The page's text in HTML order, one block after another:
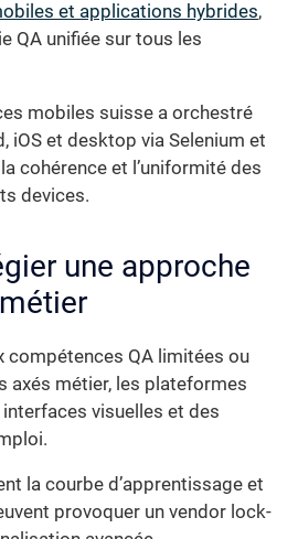
et applications hybrides,
QA unifiée sur tous les
mobiles suisse a orchestré
iOS et desktop via Selenium et
cohérence et l’uniformité des
devices.
une approche
compétences QA limitées ou
axés métier, les plateformes
visuelles et des
la courbe d’apprentissage et
provoquer un vendor lock-